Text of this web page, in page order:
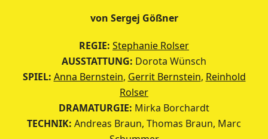
von Sergej Gößner
REGIE: Stephanie Rolser
AUSSTATTUNG: Dorota Wünsch
SPIEL: Anna Bernstein, Gerrit Bernstein, Reinhold
Rolser
DRAMATURGIE: Mirka Borchardt
TECHNIK: Andreas Braun, Thomas Braun, Marc